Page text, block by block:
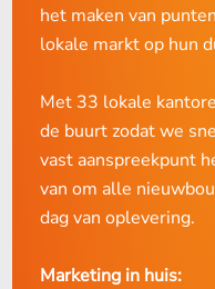
het maken van
lokale markt op hun
Met 33 lokale
de buurt zodat we
vast aanspreekpunt
van om alle
dag van oplevering.
Marketing in huis: